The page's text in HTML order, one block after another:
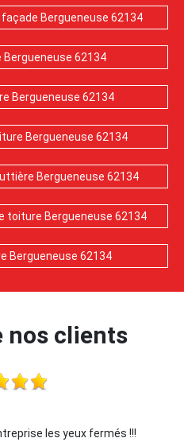
Bergueneuse 62134
62134
Bergueneuse 62134
Bergueneuse 62134
Bergueneuse 62134
toiture Bergueneuse 62134
Bergueneuse 62134
nos clients
les yeux fermés !!!